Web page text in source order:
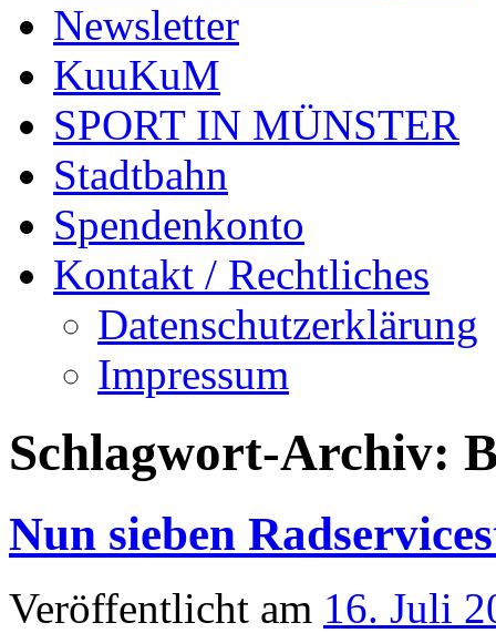
Newsletter
KuuKuM
SPORT IN MÜNSTER
Stadtbahn
Spendenkonto
Kontakt / Rechtliches
Datenschutzerklärung
Impressum
Schlagwort-Archiv:
Nun sieben
Veröffentlicht am 16. Juli